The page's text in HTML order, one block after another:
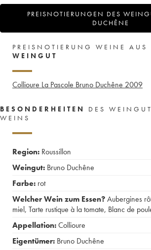
PREISNOTIERUNGEN DES
DUCHÊNE
PREISNOTIERUNG WEINE AUS
WEINGUT
Collioure La Pascole Bruno Duchêne 2009
BESONDERHEITEN
DES
WEINS
Region: Roussillon
Weingut: Bruno Duchêne
Farbe: rot
Welcher Wein zum Essen?Aubergines
miel, Tarte rustique à la tomate, Blanc de
Appellation:Collioure
Eigentümer: Bruno Duchêne